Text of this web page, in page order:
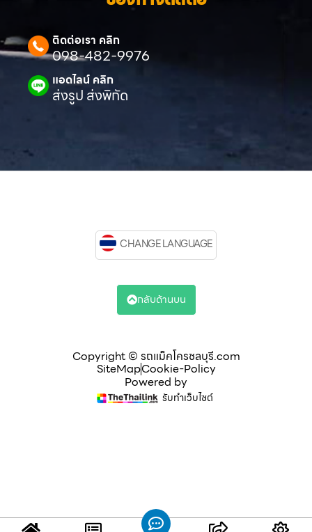
ติดต่อเรา คลิก
098-482-9976
แอดไลน์ คลิก
ส่งรูป ส่งพิกัด
Copyright © รถแม็คโครชลบุรี.com
SiteMapCookie-Policy
Powered by
รับทำเว็บไซต์
CHANGE LANGUAGE
กลับด้านบน